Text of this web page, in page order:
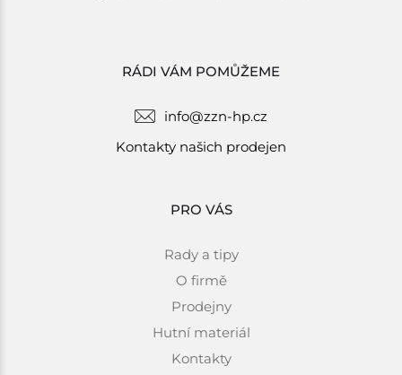
RÁDI VÁM POMŮŽEME
info@zzn-hp.cz
Kontakty našich prodejen
PRO VÁS
Rady a tipy
O firmě
Prodejny
Hutní materiál
Kontakty